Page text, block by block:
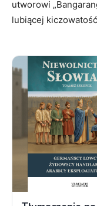
utworowi
lubiącej